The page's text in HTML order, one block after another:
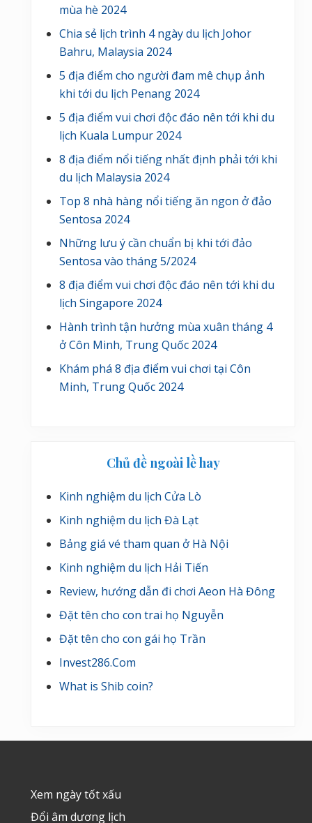
mùa hè 2024
Chia sẻ lịch trình 4 ngày du lịch Johor
Bahru, Malaysia 2024
5 địa điểm cho người đam mê chụp ảnh
khi tới du lịch Penang 2024
5 địa điểm vui chơi độc đáo nên tới khi du
lịch Kuala Lumpur 2024
8 địa điểm nổi tiếng nhất định phải tới khi
du lịch Malaysia 2024
Top 8 nhà hàng nổi tiếng ăn ngon ở đảo
Sentosa 2024
Những lưu ý cần chuẩn bị khi tới đảo
Sentosa vào tháng 5/2024
8 địa điểm vui chơi độc đáo nên tới khi du
lịch Singapore 2024
Hành trình tận hưởng mùa xuân tháng 4
ở Côn Minh, Trung Quốc 2024
Khám phá 8 địa điểm vui chơi tại Côn
Minh, Trung Quốc 2024
Chủ đề ngoài lề hay
Kinh nghiệm du lịch Cửa Lò
Kinh nghiệm du lịch Đà Lạt
Bảng giá vé tham quan ở Hà Nội
Kinh nghiệm du lịch Hải Tiến
Review, hướng dẫn đi chơi Aeon Hà Đông
Đặt tên cho con trai họ Nguyễn
Đặt tên cho con gái họ Trần
Invest286.Com
What is Shib coin?
Xem ngày tốt xấu
Đổi âm dương lịch